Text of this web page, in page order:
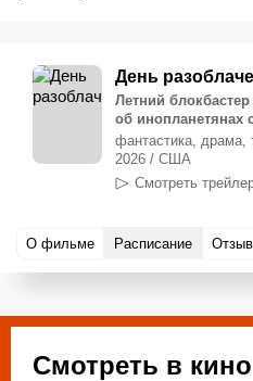
День
Летний
об инопланетянах
фантастика, драма,
2026 / США
Смотреть
О фильме Расписание
Смотреть в кино